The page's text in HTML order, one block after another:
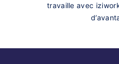
travaille avec